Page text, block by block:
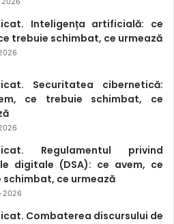
Inteligența artificială: ce
trebuie schimbat, ce urmează
Securitatea cibernetică:
ce trebuie schimbat, ce
Regulamentul privind
digitale (DSA): ce avem, ce
schimbat, ce urmează
2026
Combaterea discursului de